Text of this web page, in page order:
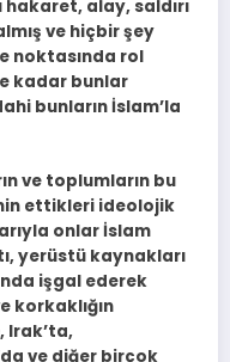
alay, saldırı
ve hiçbir şey
noktasında rol
kadar bunlar
bunların İslam’la
ve toplumların bu
ettikleri ideolojik
onlar İslam
yerüstü kaynakları
işgal ederek
korkaklığın
Irak’ta,
ve diğer birçok